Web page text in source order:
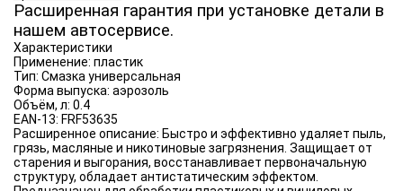
Расширенная гарантия при установке детали в
нашем автосервисе.
Характеристики
Применение: пластик
Тип: Смазка универсальная
Форма выпуска: аэрозоль
Объём, л: 0.4
EAN-13: FRF53635
Расширенное описание: Быстро и эффективно удаляет пыль,
грязь, масляные и никотиновые загрязнения. Защищает от
старения и выгорания, восстанавливает первоначальную
структуру, обладает антистатическим эффектом.